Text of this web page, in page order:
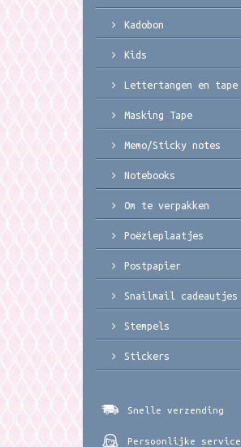
Kadobon
Kids
Lettertangen en tape
Masking Tape
Memo/Sticky notes
Notebooks
Om te verpakken
Poëzieplaatjes
Postpapier
Snailmail cadeautjes
Stempels
Stickers
Snelle verzending
Persoonlijke service